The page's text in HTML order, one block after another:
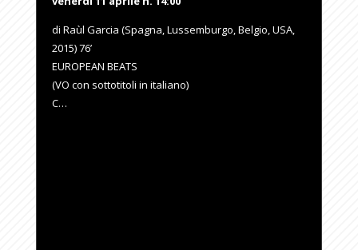
di Raùl Garcia (Spagna, Lussemburgo, Belgio, USA,
2015) 76’
EUROPEAN BEATS
(VO con sottotitoli in italiano)
C…